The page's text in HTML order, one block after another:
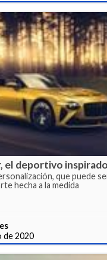
el deportivo
que puede
hecha a la medida
de 2020